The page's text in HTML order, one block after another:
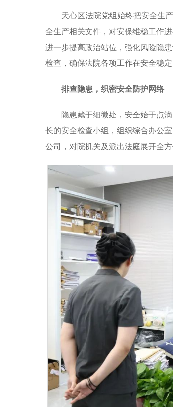
天心区法院党组始终把安全生
全生产相关文件，对安保维稳工作
进一步提高政治站位，强化风险隐
检查，确保法院各项工作在安全稳定
排查隐患，织密安全防护网络
隐患藏于细微处，安全始于点
长的安全检查小组，组织综合办公
公司，对院机关及派出法庭展开全